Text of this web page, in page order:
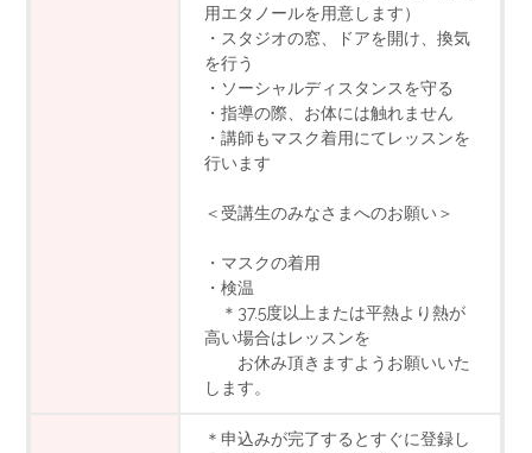
用エタノールを用意します）
・スタジオの窓、ドアを開け、換気
を行う
・ソーシャルディスタンスを守る
・指導の際、お体には触れません
・講師もマスク着用にてレッスンを
行います
＜受講生のみなさまへのお願い＞
・マスクの着用
・検温
＊37.5度以上または平熱より熱が
高い場合はレッスンを
お休み頂きますようお願いいた
します。
＊申込みが完了するとすぐに登録し